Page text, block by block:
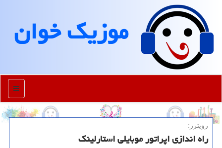
موزیك خوان
منو
رویترز:
راه اندازی اپراتور موبایلی استارلینک